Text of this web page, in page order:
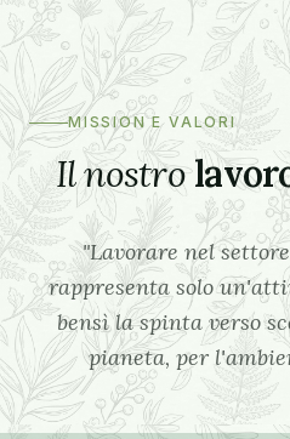
MISSION E VALORI
Il nostro
"Lavorare nel
rappresenta solo
bensì la spinta verso
pianeta, per